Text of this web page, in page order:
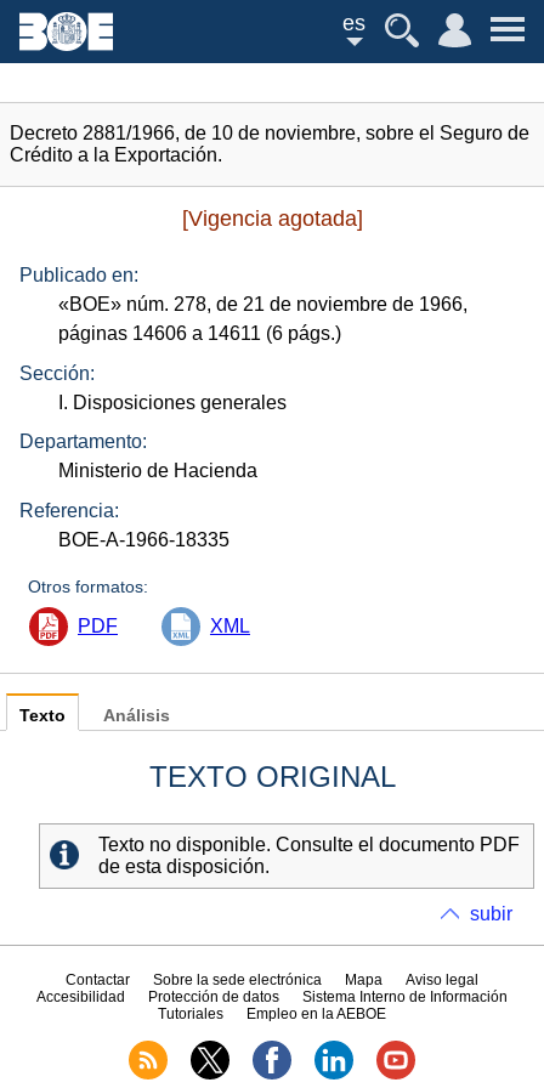
es
Decreto 2881/1966, de 10 de noviembre, sobre el Seguro de
Crédito a la Exportación.
[Vigencia agotada]
Publicado en:
«BOE» núm. 278, de 21 de noviembre de 1966,
páginas 14606 a 14611 (6 págs.)
Sección:
I. Disposiciones generales
Departamento:
Ministerio de Hacienda
Referencia:
BOE-A-1966-18335
Otros formatos:
PDF XML
Texto
TEXTO ORIGINAL
Texto no disponible. Consulte el documento PDF
de esta disposición.
Análisis
subir
Contactar Sobre la sede electrónica Mapa
Aviso legal
Accesibilidad
Protección de datos
Sistema Interno de Información
Tutoriales
Empleo en la AEBOE